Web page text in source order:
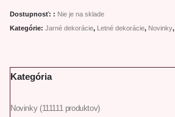
Dostupnosť: : Nie je na sklade
Kategórie: Jarné dekorácie, Letné dekorácie, Novinky,
Kategória
Novinky 111111 produktov